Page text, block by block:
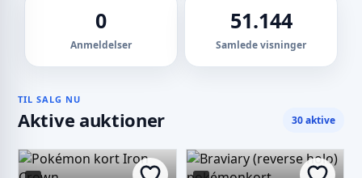
0
Anmeldelser
51.144
Samlede visninger
TIL SALG NU
Aktive auktioner 30 aktive